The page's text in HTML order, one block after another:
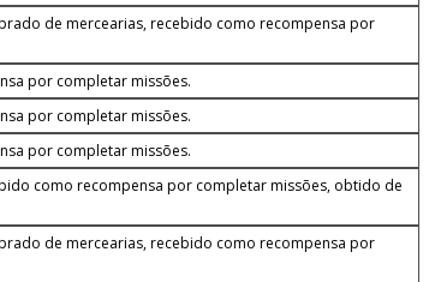
de mercearias, recebido como recompensa por
por completar missões.
por completar missões.
por completar missões.
como recompensa por completar missões, obtido de
de mercearias, recebido como recompensa por